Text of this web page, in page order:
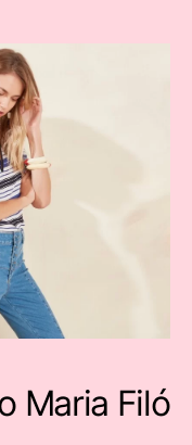
Maria Filó